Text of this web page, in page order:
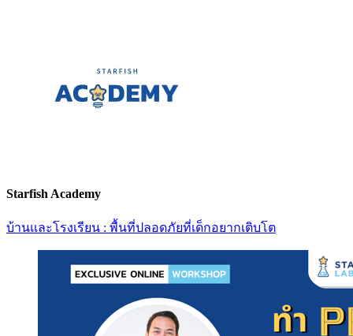
Starfish Academy
บ้านและโรงเรียน : พื้นที่ปลอดภัยที่เด็กอยากเติบโต